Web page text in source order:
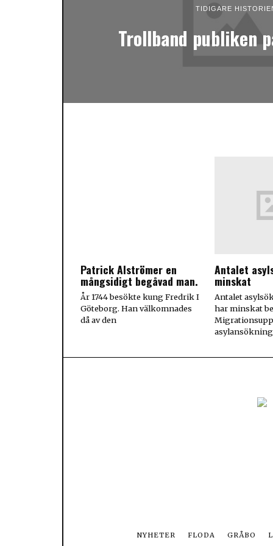
TIDIGARE
Trollband publiken
Patrick Alströmer en
mångsidigt begåvad man.
År 1744 besökte kung Fredrik I
Göteborg. Han välkomnades
då av den
Antalet
minskat
Antalet
har minskat
NYHETER FLODA GRÅBO